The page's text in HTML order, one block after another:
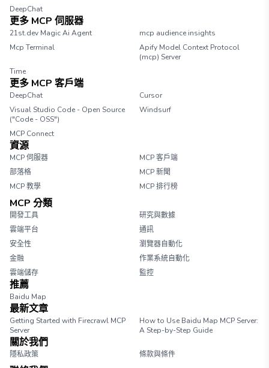
DeepChat
更多 MCP 伺服器
21st.dev Magic Ai Agent
mcp audience insights
Mcp Terminal
Apify Model Context Protocol
(mcp) Server
Time
更多 MCP 客戶端
DeepChat
Cursor
Visual Studio Code - Open Source
("Code - OSS")
Windsurf
MCP Connect
資源
MCP 伺服器
MCP 客戶端
部落格
MCP 新聞
MCP 教學
MCP 排行榜
MCP 分類
開發工具
研究與數據
雲端平台
通訊
安全性
瀏覽器自動化
金融
作業系統自動化
雲端儲存
監控
推薦
Baidu Map
最新文章
Getting Started with Firecrawl MCP
Server
How to Use Baidu Map MCP Server:
A Step-by-Step Guide
關於我們
隱私政策 條款與條件